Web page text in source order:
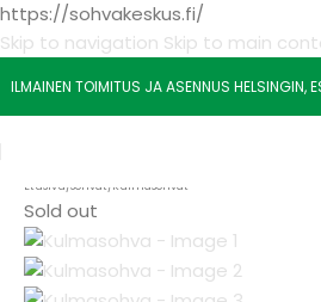
https://sohvakeskus.fi/
Skip to navigation Skip to main
ILMAINEN TOIMITUS JA ASENNUS HELSINGIN,
Etusivu/Sohvat/ Kulmasohvat
Sold out